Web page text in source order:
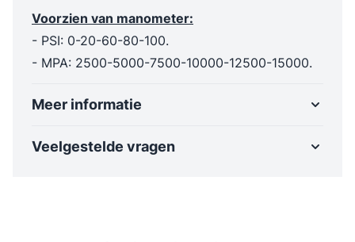
Voorzien van manometer:
- PSI: 0-20-60-80-100.
- MPA: 2500-5000-7500-10000-12500-15000.
Meer informatie
Veelgestelde vragen